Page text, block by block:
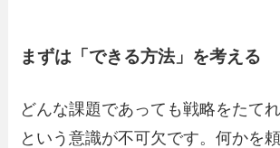
まずは「できる方法」を考える
どんな課題であっても戦略をたて
という意識が不可欠です。何かを